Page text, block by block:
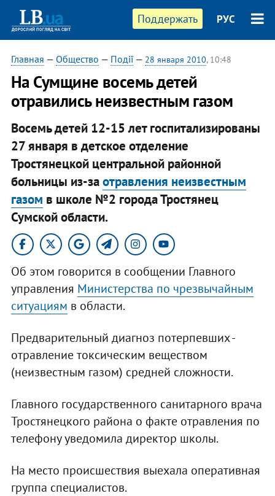
Поддержать РУС
Главная — Общество — Події— 28 января 2010, 10:48
На Сумщине восемь детей
отравились неизвестным газом
Восемь детей 12-15 лет госпитализированы
27 января в детское отделение
Тростянецкой центральной районной
больницы из-заотравления неизвестным
газом в школе №2 города Тростянец
Сумской области.
Об этом говорится в сообщении Главного
управления Министерства по чрезвычайным
ситуациям в области.
Предварительный диагноз потерпевших -
отравление токсическим веществом
(неизвестным газом) средней сложности.
Главного государственного санитарного врача
Тростянецкого района о факте отравления по
телефону уведомила директор школы.
На место происшествия выехала оперативная
группа специалистов.